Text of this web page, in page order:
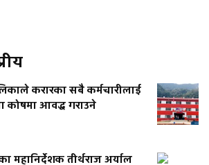
करारका सबै कर्मचारीलाई
कोषमा आवद्ध गराउने
महानिर्देशक तीर्थराज अर्याल